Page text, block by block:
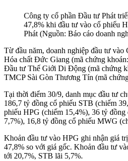
Công ty cổ phần Đầu tư Phát
47,8% khi đầu tư vào cổ phiếu
Phát (Nguồn: Báo cáo doanh
Từ đầu năm, doanh nghiệp đầu tư vào
Hóa chất Đức Giang (mã chứng
Đầu tư Thế Giới Di Động (mã chứng
TMCP Sài Gòn Thương Tín (mã
Tại thời điểm 30/9, danh mục đầu tư
186,7 tỷ đồng cổ phiếu STB (chiếm
phiếu HPG (chiếm 15,4%), 36 tỷ
7,7%), 16,8 tỷ đồng cổ phiếu MWG
Khoản đầu tư vào HPG ghi nhận giá
47,8% so với giá gốc. Khoản đầu tư
tới 20,7%, STB lãi 5,7%.